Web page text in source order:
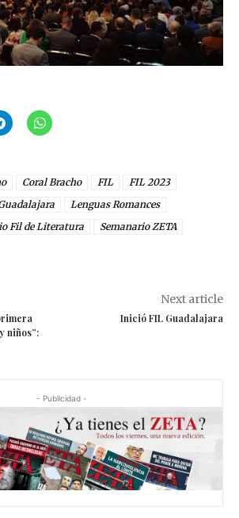
Coral Bracho FIL
FIL 2023
Lenguas Romances
Fil de Literatura
Semanario ZETA
niños”:
Next article
Inició FIL Guadalajara
- Publicidad -